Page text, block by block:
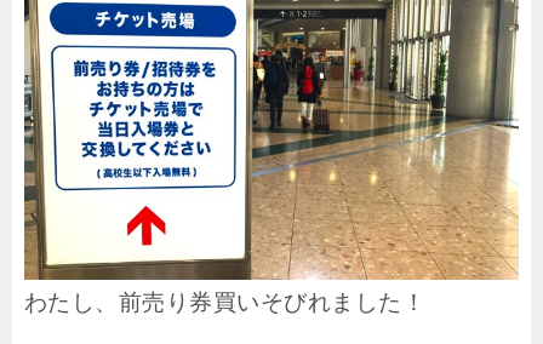
わたし、前売り券買いそびれました！